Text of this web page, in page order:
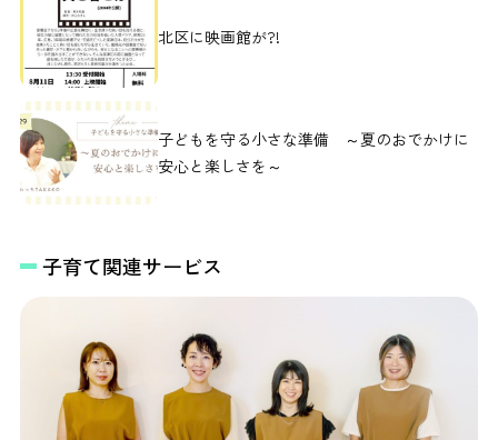
北区に映画館が?!
子どもを守る小さな準備 ～夏のおでかけに
安心と楽しさを～
子育て関連サービス